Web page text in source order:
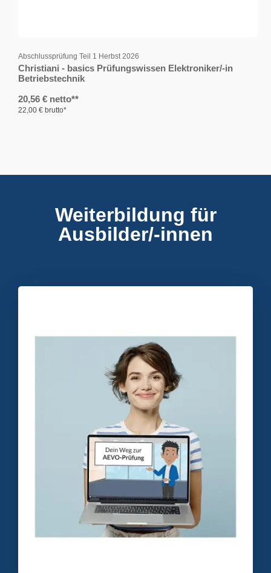
Abschlussprüfung Teil 1 Herbst 2026
Christiani - basics Prüfungswissen Elektroniker/-in
Betriebstechnik
20,56 € netto**
22,00 € brutto*
Weiterbildung für
Ausbilder/-innen